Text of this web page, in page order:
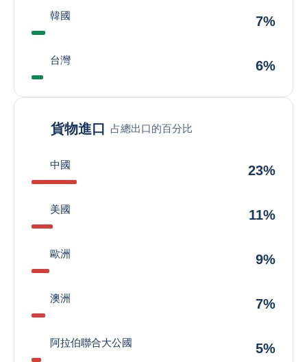
韓國 7%
台灣 6%
貨物進口 占總出口的百分比
中國 23%
美國 11%
歐洲 9%
澳洲 7%
阿拉伯聯合大公國 5%